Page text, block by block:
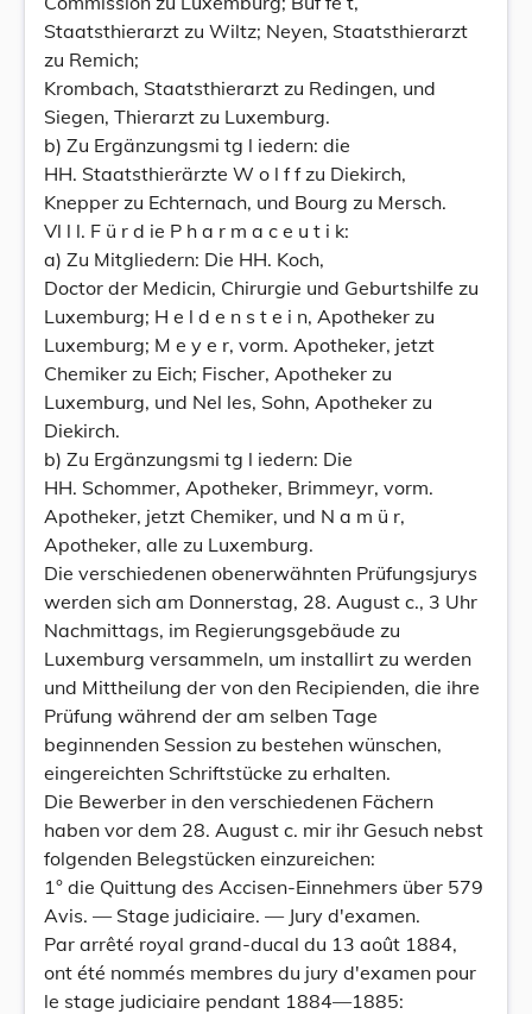
Staatsthierarzt zu Wiltz; Neyen, Staatsthierarzt
zu Remich;
Krombach, Staatsthierarzt zu Redingen, und
Siegen, Thierarzt zu Luxemburg.
b) Zu Ergänzungsmi tg l iedern: die
HH. Staatsthierärzte W o l f f zu Diekirch,
Knepper zu Echternach, und Bourg zu Mersch.
Vl l l. F ü r d ie P h a r m a c e u t i k:
a) Zu Mitgliedern: Die HH. Koch,
Doctor der Medicin, Chirurgie und Geburtshilfe zu
Luxemburg; H e l d e n s t e i n, Apotheker zu
Luxemburg; M e y e r, vorm. Apotheker, jetzt
Chemiker zu Eich; Fischer, Apotheker zu
Luxemburg, und Nel les, Sohn, Apotheker zu
Diekirch.
b) Zu Ergänzungsmi tg l iedern: Die
HH. Schommer, Apotheker, Brimmeyr, vorm.
Apotheker, jetzt Chemiker, und N a m ü r,
Apotheker, alle zu Luxemburg.
Die verschiedenen obenerwähnten Prüfungsjurys
werden sich am Donnerstag, 28. August c., 3 Uhr
Nachmittags, im Regierungsgebäude zu
Luxemburg versammeln, um installirt zu werden
und Mittheilung der von den Recipienden, die ihre
Prüfung während der am selben Tage
beginnenden Session zu bestehen wünschen,
eingereichten Schriftstücke zu erhalten.
Die Bewerber in den verschiedenen Fächern
haben vor dem 28. August c. mir ihr Gesuch nebst
folgenden Belegstücken einzureichen:
1° die Quittung des Accisen-Einnehmers über 579
Avis. — Stage judiciaire. — Jury d'examen.
Par arrêté royal grand-ducal du 13 août 1884,
ont été nommés membres du jury d'examen pour
le stage judiciaire pendant 1884—1885: